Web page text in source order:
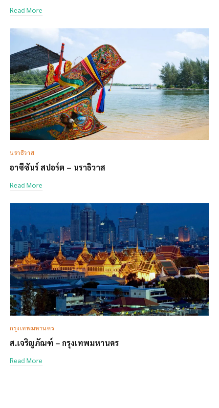
Read More
นราธิวาส
อาซีซันร์ สปอร์ต – นราธิวาส
Read More
กรุงเทพมหานคร
ส.เจริญภัณฑ์ – กรุงเทพมหานคร
Read More